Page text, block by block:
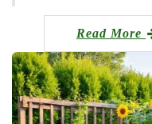
Read More